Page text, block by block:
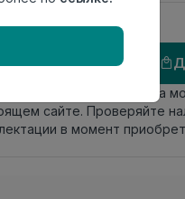
23 упак
Внешний вид товара
сайте. Проверяйте
в момент